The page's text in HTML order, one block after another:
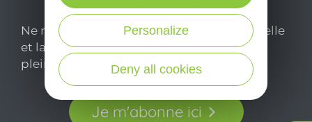
Ne manquez pas notre newsletter mensuelle
et laissez-vous inspirer pour profiter
pleinement de votre séjour en Aveyron.
Je m'abonne ici
Deny all cookies
Personalize